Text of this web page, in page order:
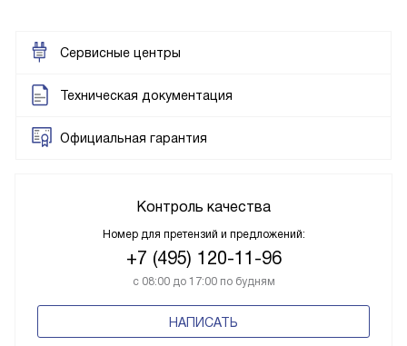
Сервисные центры
Техническая документация
Официальная гарантия
Контроль качества
Номер для претензий и предложений:
+7 (495) 120-11-96
с 08:00 до 17:00 по будням
НАПИСАТЬ